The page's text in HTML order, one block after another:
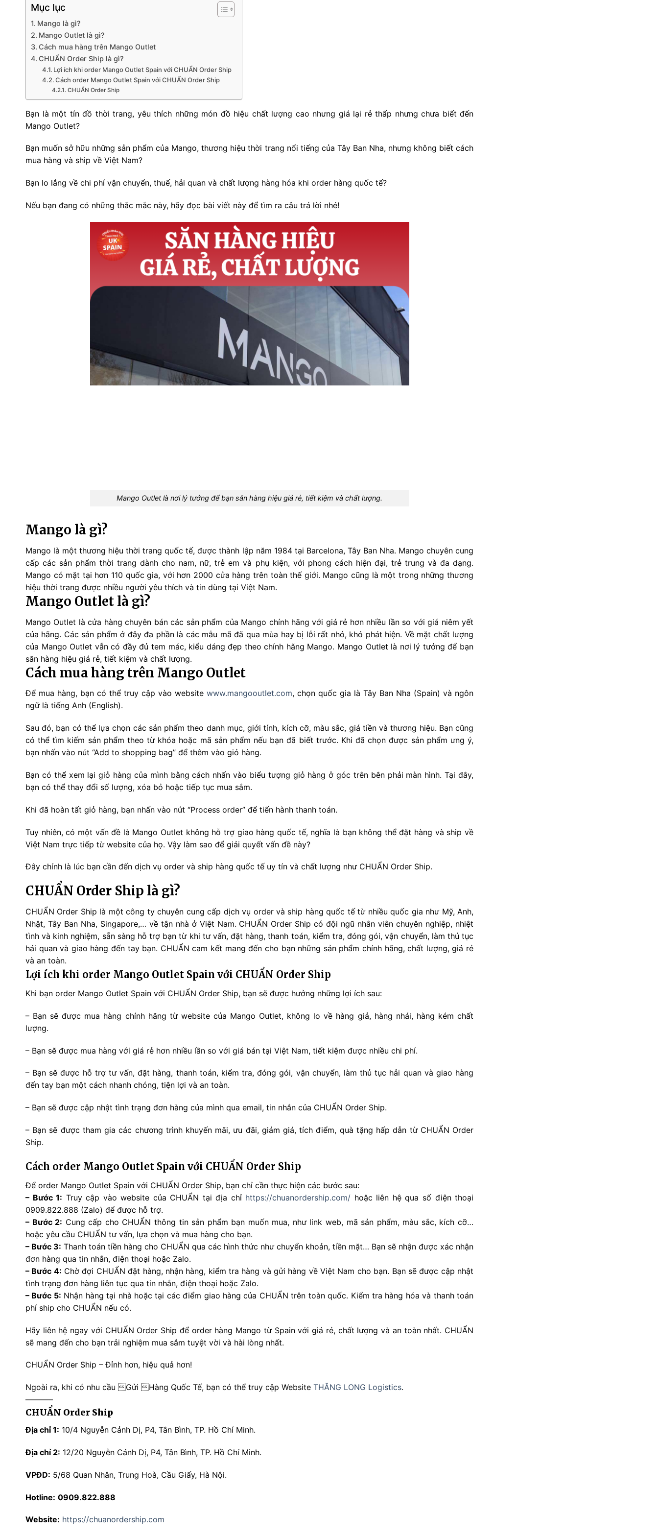
Mục lục
Mango là gì?
Mango Outlet là gì?
Cách mua hàng trên Mango Outlet
CHUẨN Order Ship là gì?
Lợi ích khi order Mango Outlet Spain với CHUẨN Order Ship
Cách order Mango Outlet Spain với CHUẨN Order Ship
CHUẨN Order Ship
Bạn là một tín đồ thời trang, yêu thích những món đồ hiệu chất lượng cao nhưng giá lại rẻ thấp nhưng chưa biết đến
Mango Outlet?
Bạn muốn sở hữu những sản phẩm của Mango, thương hiệu thời trang nổi tiếng của Tây Ban Nha, nhưng không biết cách
mua hàng và ship về Việt Nam?
Bạn lo lắng về chi phí vận chuyển, thuế, hải quan và chất lượng hàng hóa khi order hàng quốc tế?
Nếu bạn đang có những thắc mắc này, hãy đọc bài viết này để tìm ra câu trả lời nhé!
Mango Outlet là nơi lý tưởng để bạn săn hàng hiệu giá rẻ, tiết kiệm và chất lượng.
Mango là gì?
Mango là một thương hiệu thời trang quốc tế, được thành lập năm 1984 tại Barcelona, Tây Ban Nha. Mango chuyên cung
cấp các sản phẩm thời trang dành cho nam, nữ, trẻ em và phụ kiện, với phong cách hiện đại, trẻ trung và đa dạng.
Mango có mặt tại hơn 110 quốc gia, với hơn 2000 cửa hàng trên toàn thế giới. Mango cũng là một trong những thương
hiệu thời trang được nhiều người yêu thích và tin dùng tại Việt Nam.
Mango Outlet là gì?
Mango Outlet là cửa hàng chuyên bán các sản phẩm của Mango chính hãng với giá rẻ hơn nhiều lần so với giá niêm yết
của hãng. Các sản phẩm ở đây đa phần là các mẫu mã đã qua mùa hay bị lỗi rất nhỏ, khó phát hiện. Về mặt chất lượng
của Mango Outlet vẫn có đầy đủ tem mác, kiểu dáng đẹp theo chính hãng Mango. Mango Outlet là nơi lý tưởng để bạn
săn hàng hiệu giá rẻ, tiết kiệm và chất lượng.
Cách mua hàng trên Mango Outlet
Để mua hàng, bạn có thể truy cập vào website www.mangooutlet.com, chọn quốc gia là Tây Ban Nha (Spain) và ngôn
ngữ là tiếng Anh (English).
Sau đó, bạn có thể lựa chọn các sản phẩm theo danh mục, giới tính, kích cỡ, màu sắc, giá tiền và thương hiệu. Bạn cũng
có thể tìm kiếm sản phẩm theo từ khóa hoặc mã sản phẩm nếu bạn đã biết trước. Khi đã chọn được sản phẩm ưng ý,
bạn nhấn vào nút “Add to shopping bag” để thêm vào giỏ hàng.
Bạn có thể xem lại giỏ hàng của mình bằng cách nhấn vào biểu tượng giỏ hàng ở góc trên bên phải màn hình. Tại đây,
bạn có thể thay đổi số lượng, xóa bỏ hoặc tiếp tục mua sắm.
Khi đã hoàn tất giỏ hàng, bạn nhấn vào nút “Process order” để tiến hành thanh toán.
Tuy nhiên, có một vấn đề là Mango Outlet không hỗ trợ giao hàng quốc tế, nghĩa là bạn không thể đặt hàng và ship về
Việt Nam trực tiếp từ website của họ. Vậy làm sao để giải quyết vấn đề này?
Đây chính là lúc bạn cần đến dịch vụ order và ship hàng quốc tế uy tín và chất lượng như CHUẨN Order Ship.
CHUẨN Order Ship là gì?
CHUẨN Order Ship là một công ty chuyên cung cấp dịch vụ order và ship hàng quốc tế từ nhiều quốc gia như Mỹ, Anh,
Nhật, Tây Ban Nha, Singapore,… về tận nhà ở Việt Nam. CHUẨN Order Ship có đội ngũ nhân viên chuyên nghiệp, nhiệt
tình và kinh nghiệm, sẵn sàng hỗ trợ bạn từ khi tư vấn, đặt hàng, thanh toán, kiểm tra, đóng gói, vận chuyển, làm thủ tục
hải quan và giao hàng đến tay bạn. CHUẨN cam kết mang đến cho bạn những sản phẩm chính hãng, chất lượng, giá rẻ
và an toàn.
Lợi ích khi order Mango Outlet Spain với CHUẨN Order Ship
Khi bạn order Mango Outlet Spain với CHUẨN Order Ship, bạn sẽ được hưởng những lợi ích sau:
– Bạn sẽ được mua hàng chính hãng từ website của Mango Outlet, không lo về hàng giả, hàng nhái, hàng kém chất
lượng.
– Bạn sẽ được mua hàng với giá rẻ hơn nhiều lần so với giá bán tại Việt Nam, tiết kiệm được nhiều chi phí.
– Bạn sẽ được hỗ trợ tư vấn, đặt hàng, thanh toán, kiểm tra, đóng gói, vận chuyển, làm thủ tục hải quan và giao hàng
đến tay bạn một cách nhanh chóng, tiện lợi và an toàn.
– Bạn sẽ được cập nhật tình trạng đơn hàng của mình qua email, tin nhắn của CHUẨN Order Ship.
– Bạn sẽ được tham gia các chương trình khuyến mãi, ưu đãi, giảm giá, tích điểm, quà tặng hấp dẫn từ CHUẨN Order
Ship.
Cách order Mango Outlet Spain với CHUẨN Order Ship
Để order Mango Outlet Spain với CHUẨN Order Ship, bạn chỉ cần thực hiện các bước sau:
– Bước 1: Truy cập vào website của CHUẨN tại địa chỉhttps://chuanordership.com/ hoặc liên hệ qua số điện thoại
0909.822.888 (Zalo) để được hỗ trợ.
– Bước 2: Cung cấp cho CHUẨN thông tin sản phẩm bạn muốn mua, như link web, mã sản phẩm, màu sắc, kích cỡ…
hoặc yêu cầu CHUẨN tư vấn, lựa chọn và mua hàng cho bạn.
– Bước 3: Thanh toán tiền hàng cho CHUẨN qua các hình thức như chuyển khoản, tiền mặt… Bạn sẽ nhận được xác nhận
đơn hàng qua tin nhắn, điện thoại hoặc Zalo.
– Bước 4: Chờ đợi CHUẨN đặt hàng, nhận hàng, kiểm tra hàng và gửi hàng về Việt Nam cho bạn. Bạn sẽ được cập nhật
tình trạng đơn hàng liên tục qua tin nhắn, điện thoại hoặc Zalo.
– Bước 5: Nhận hàng tại nhà hoặc tại các điểm giao hàng của CHUẨN trên toàn quốc. Kiểm tra hàng hóa và thanh toán
phí ship cho CHUẨN nếu có.
Hãy liên hệ ngay với CHUẨN Order Ship để order hàng Mango từ Spain với giá rẻ, chất lượng và an toàn nhất. CHUẨN
sẽ mang đến cho bạn trải nghiệm mua sắm tuyệt vời và hài lòng nhất.
CHUẨN Order Ship – Đỉnh hơn, hiệu quả hơn!
Ngoài ra, khi có nhu cầu Gửi Hàng Quốc Tế, bạn có thể truy cập Website THĂNG LONG Logistics.
———–
CHUẨN Order Ship
Địa chỉ 1: 10/4 Nguyễn Cảnh Dị, P4, Tân Bình, TP. Hồ Chí Minh.
Địa chỉ 2: 12/20 Nguyễn Cảnh Dị, P4, Tân Bình, TP. Hồ Chí Minh.
VPĐD: 5/68 Quan Nhân, Trung Hoà, Cầu Giấy, Hà Nội.
Hotline: 0909.822.888
Website: https://chuanordership.com